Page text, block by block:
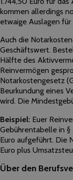
kommen allerdings
etwaige Auslagen
Auch die
Geschäftswert.
Hälfte des
Reinvermögen
Notarkostengesetz
Beurkundung eines
wird. Die
Beispiel: Euer
Gebührentabelle in §
Euro aufgeführt. Die
Euro plus
Über den